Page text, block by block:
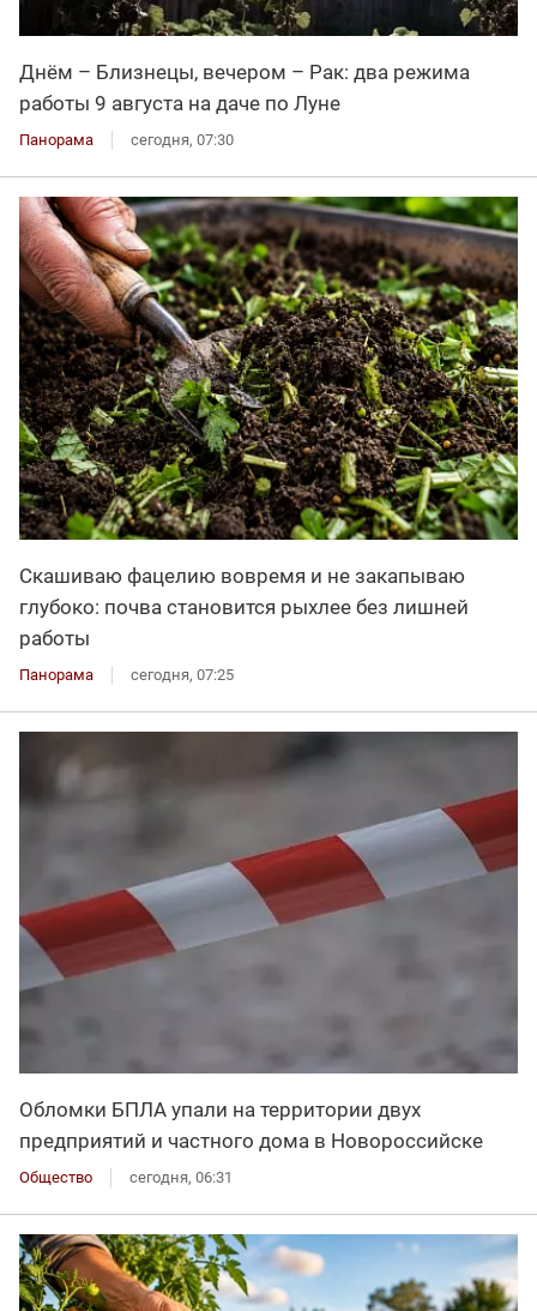
Днём – Близнецы, вечером – Рак: два режима
работы 9 августа на даче по Луне
Панорама сегодня, 07:30
Скашиваю фацелию вовремя и не закапываю
глубоко: почва становится рыхлее без лишней
работы
Панорама сегодня, 07:25
Обломки БПЛА упали на территории двух
предприятий и частного дома в Новороссийске
Общество сегодня, 06:31